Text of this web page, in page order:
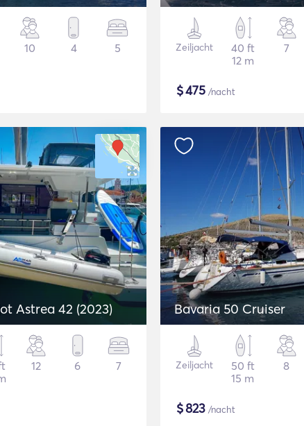
10 4 5 Zeiljacht
40 ft
12 m
7
$475 /nacht
Astrea 42 (2023)
12 6 7
Bavaria 50 Cruiser
Zeiljacht
50 ft
15 m
8
$823 /nacht